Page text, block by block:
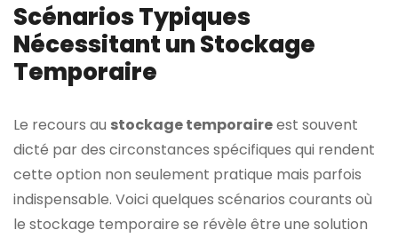
Scénarios Typiques
Nécessitant un Stockage
Temporaire
Le recours au stockage temporaireest souvent
dicté par des circonstances spécifiques qui rendent
cette option non seulement pratique mais parfois
indispensable. Voici quelques scénarios courants où
le stockage temporaire se révèle être une solution